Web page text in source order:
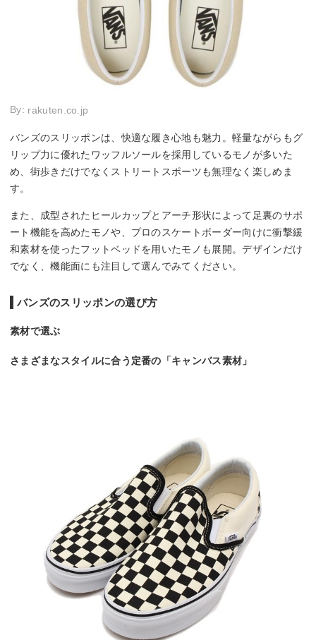
By: rakuten.co.jp
バンズのスリッポンは、快適な履き心地も魅力。軽量ながらもグ
リップ力に優れたワッフルソールを採用しているモノが多いた
め、街歩きだけでなくストリートスポーツも無理なく楽しめま
す。
また、成型されたヒールカップとアーチ形状によって足裏のサポ
ート機能を高めたモノや、プロのスケートボーダー向けに衝撃緩
和素材を使ったフットベッドを用いたモノも展開。デザインだけ
でなく、機能面にも注目して選んでみてください。
バンズのスリッポンの選び方
素材で選ぶ
さまざまなスタイルに合う定番の「キャンバス素材」